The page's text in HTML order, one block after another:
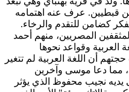
قبطيين. عرف عنه اهتمامه
كضامن للتقدم والرخاء.
المصريين، منهم أحمد
العربية وقواعد نحوها
أن اللغة العربية لم تتغير
مما دعا موسى وآخرين
يديه نجيب محفوظ الذي يؤثر